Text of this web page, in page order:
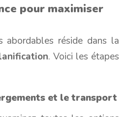
pour maximiser
abordables réside dans la
. Voici les étapes
et le transport